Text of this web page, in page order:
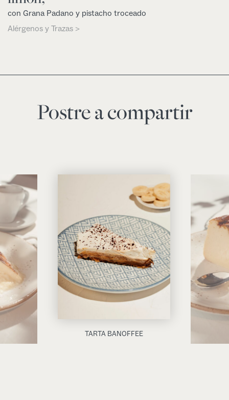
con Grana Padano y pistacho troceado
Alérgenos y Trazas >
Postre a compartir
TARTA BANOFFEE